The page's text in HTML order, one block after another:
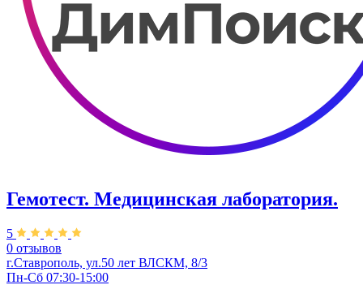
Гемотест. Медицинская лаборатория.
5
0 отзывов
г.Ставрополь, ул.50 лет ВЛСКМ, 8/3
Пн-Сб 07:30-15:00